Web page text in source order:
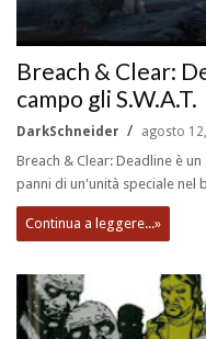
Breach & Clear:
campo gli S.W.A.T.
DarkSchneider agosto
Breach & Clear: Deadline è
panni di un'unità speciale nel
Continua a leggere...»